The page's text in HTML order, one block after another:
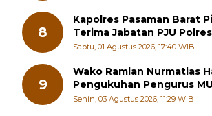
8
Kapolres Pasaman Barat
Terima Jabatan PJU
Sungai Beremas
Sabtu, 01 Agustus 2026, 17:40 WIB
9
Wako Ramlan Nurmatias
Pengukuhan Pengurus MUS-KB Serta
LMKB Periode 2026-2031,
Senin, 03 Agustus 2026, 11:29 WIB